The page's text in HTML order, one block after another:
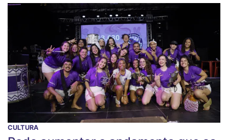
CULTURA